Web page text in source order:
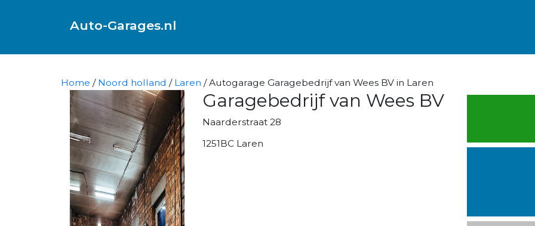
Auto-Garages.nl
Home / Noord holland / Laren / Autogarage Garagebedrijf van Wees BV in Laren
Garagebedrijf van Wees BV
Naarderstraat 28
1251BC Laren